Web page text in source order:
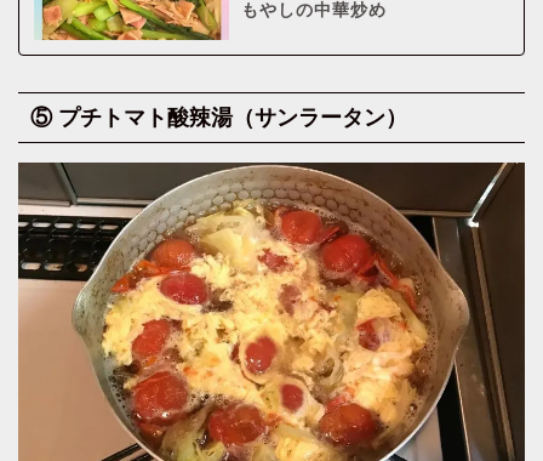
もやしの中華炒め
⑤ プチトマト酸辣湯（サンラータン）